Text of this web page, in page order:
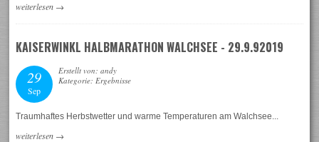
weiterlesen →
KAISERWINKL HALBMARATHON WALCHSEE - 29.9.92019
29
Sep
Erstellt von: andy
Kategorie: Ergebnisse
Traumhaftes Herbstwetter und warme Temperaturen am Walchsee...
weiterlesen →